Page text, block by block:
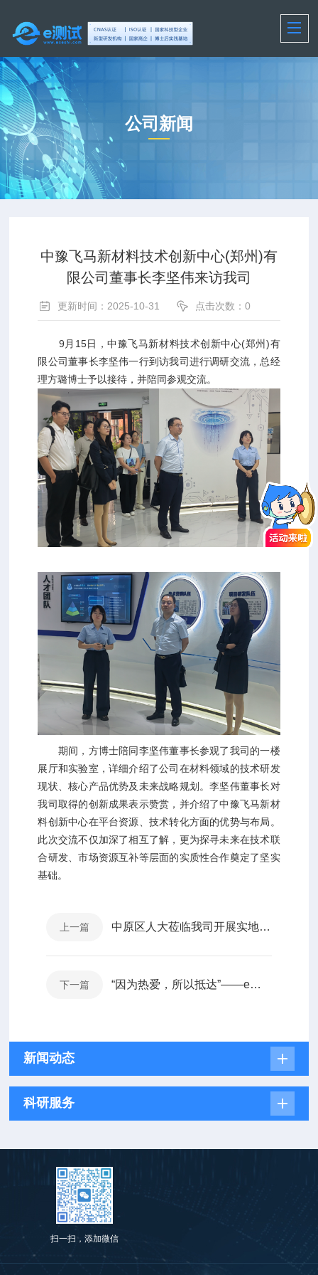
公司新闻
中豫飞马新材料技术创新中心(郑州)有
限公司董事长李坚伟来访我司
更新时间：2025-10-31 点击次数： 0
9月15日，中豫飞马新材料技术创新中心(郑州)有
限公司董事长李坚伟一行到访我司进行调研交流，总经
理方璐博士予以接待，并陪同参观交流。
期间，方博士陪同李坚伟董事长参观了我司的一楼
展厅和实验室，详细介绍了公司在材料领域的技术研发
现状、核心产品优势及未来战略规划。李坚伟董事长对
我司取得的创新成果表示赞赏，并介绍了中豫飞马新材
料创新中心在平台资源、技术转化方面的优势与布局。
此次交流不仅加深了相互了解，更为探寻未来在技术联
合研发、市场资源互补等层面的实质性合作奠定了坚实
基础。
上一篇 中原区人大莅临我司开展实地调研活动
下一篇 “因为热爱，所以抵达”——e测试品牌发布会圆满落幕
新闻动态
科研服务
扫一扫，添加微信